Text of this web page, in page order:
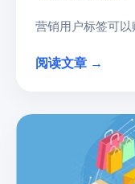
营销用户标签可
阅读文章 →